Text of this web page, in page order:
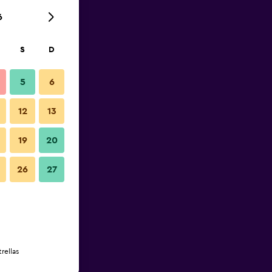
S D
5 6
12 13
19 20
26 27